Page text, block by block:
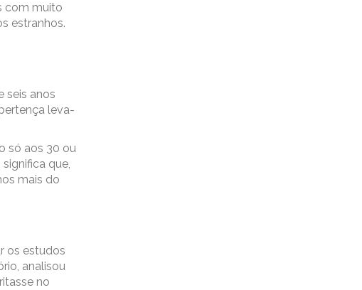
com muito
estranhos.
seis anos
leva-
só aos 30 ou
que,
mais do
os estudos
analisou
no